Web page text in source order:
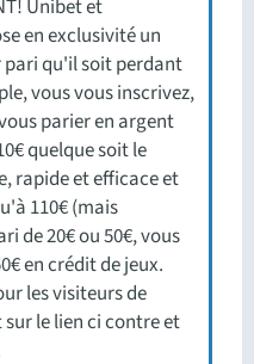
Unibet et
en exclusivité un
pari qu'il soit perdant
vous vous inscrivez,
parier en argent
quelque soit le
rapide et efficace et
110€ (mais
de 20€ ou 50€, vous
en crédit de jeux.
les visiteurs de
le lien ci contre et